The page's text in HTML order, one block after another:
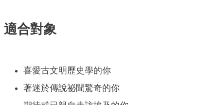
適合對象
喜愛古文明歷史學的你
著迷於傳說祕聞驚奇的你